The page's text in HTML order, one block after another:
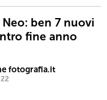
ben 7 nuovi
fine anno
fotografia.it